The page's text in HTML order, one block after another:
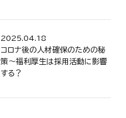
2025.04.18
コロナ後の人材確保のための秘
策～福利厚生は採用活動に影響
する？